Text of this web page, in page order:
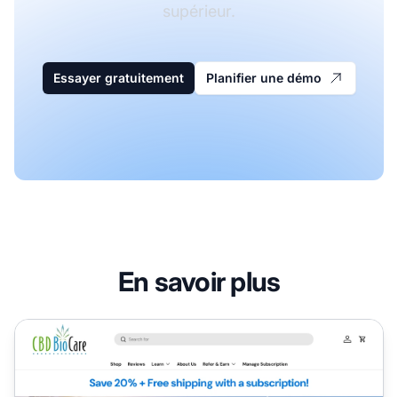
supérieur.
Essayer gratuitement Planifier une démo
En savoir plus
Programme d'affiliation CBD BioCare